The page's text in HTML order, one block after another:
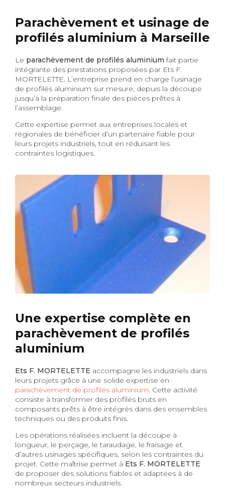
Parachèvement et usinage de
profilés aluminium à Marseille
Le parachèvement de profilés aluminium fait partie
intégrante des prestations proposées par Ets F.
MORTELETTE. L’entreprise prend en charge l’usinage
de profilés aluminium sur mesure, depuis la découpe
jusqu’à la préparation finale des pièces prêtes à
l’assemblage.
Cette expertise permet aux entreprises locales et
régionales de bénéficier d’un partenaire fiable pour
leurs projets industriels, tout en réduisant les
contraintes logistiques.
Une expertise complète en
parachèvement de profilés
aluminium
Ets F. MORTELETTE accompagne les industriels dans
leurs projets grâce à une solide expertise en
parachèvement de profilés aluminium. Cette activité
consiste à transformer des profilés bruts en
composants prêts à être intégrés dans des ensembles
techniques ou des produits finis.
Les opérations réalisées incluent la découpe à
longueur, le perçage, le taraudage, le fraisage et
d’autres usinages spécifiques, selon les contraintes du
projet. Cette maîtrise permet à Ets F. MORTELETTE
de proposer des solutions fiables et adaptées à de
nombreux secteurs industriels.